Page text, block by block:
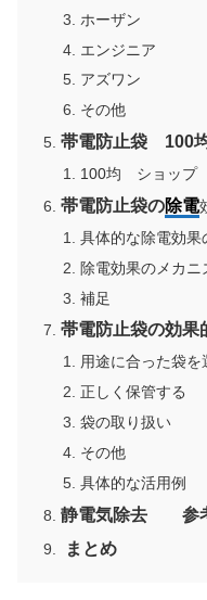
ホーザン
エンジニア
アズワン
その他
帯電防止袋 100
100均 ショップ
帯電防止袋の除電
具体的な除電効果
除電効果のメカニ
補足
帯電防止袋の効果
用途に合った袋を
正しく保管する
袋の取り扱い
その他
具体的な活用例
静電気除去 参
まとめ